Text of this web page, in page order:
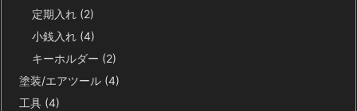
定期入れ (2)
小銭入れ (4)
キーホルダー (2)
塗装/エアツール (4)
工具 (4)